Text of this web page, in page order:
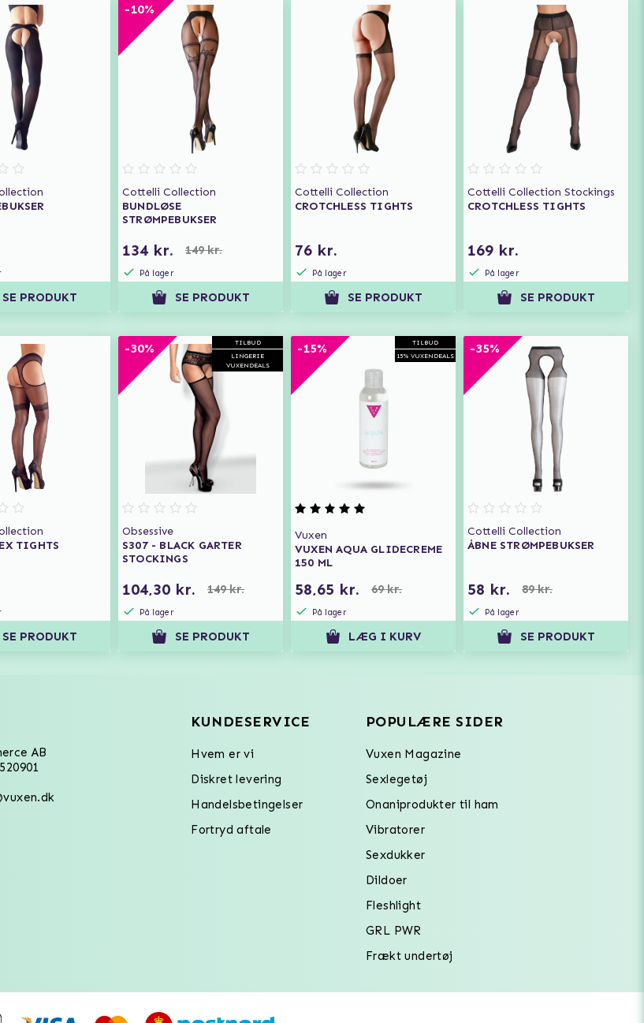
SE PRODUKT
-10%
Cottelli Collection
BUNDLØSE
STRØMPEBUKSER
134 kr. 149 kr.
På lager
SE PRODUKT
Cottelli Collection
CROTCHLESS TIGHTS
76 kr.
På lager
SE PRODUKT
Cottelli Collection Stockings
CROTCHLESS TIGHTS
169 kr.
På lager
SE PRODUKT
TIGHTS
SE PRODUKT
TILBUD
LINGERIE
VUXENDEALS
-30%
Obsessive
S307 - BLACK GARTER
STOCKINGS
104,30 kr. 149 kr.
På lager
SE PRODUKT
TILBUD
15% VUXENDEALS
-15%
Vuxen
VUXEN AQUA GLIDECREME
150 ML
58,65 kr. 69 kr.
På lager
LÆG I KURV
-35%
Cottelli Collection
ÅBNE STRØMPEBUKSER
58 kr. 89 kr.
På lager
SE PRODUKT
AB
KUNDESERVICE
Hvem er vi
Diskret levering
Handelsbetingelser
Fortryd aftale
POPULÆRE SIDER
Vuxen Magazine
Sexlegetøj
Onaniprodukter til ham
Vibratorer
Sexdukker
Dildoer
Fleshlight
GRL PWR
Frækt undertøj